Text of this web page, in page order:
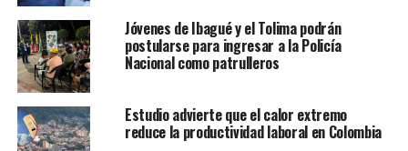
Jóvenes de Ibagué y el Tolima podrán
postularse para ingresar a la Policía
Nacional como patrulleros
Estudio advierte que el calor extremo
reduce la productividad laboral en Colombia